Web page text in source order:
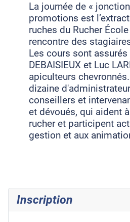
La journée de «
promotions est
ruches du Rucher
rencontre des
Les cours sont assurés
DEBAISIEUX et Luc
apiculteurs
dizaine
conseillers et
et dévoués, qui aident
rucher et participent
gestion et aux
Inscription